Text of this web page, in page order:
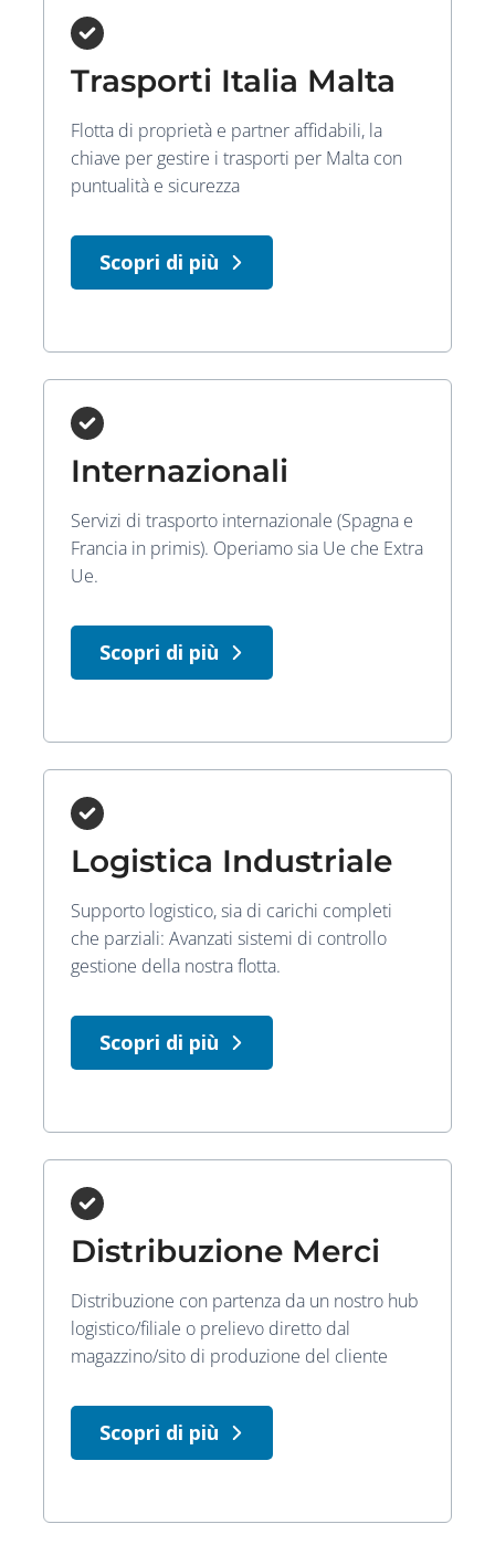
Trasporti Italia Malta
Flotta di proprietà e partner affidabili, la
chiave per gestire i trasporti per Malta con
puntualità e sicurezza
Scopri di più
Internazionali
Servizi di trasporto internazionale (Spagna e
Francia in primis). Operiamo sia Ue che Extra
Ue.
Scopri di più
Logistica Industriale
Supporto logistico, sia di carichi completi
che parziali: Avanzati sistemi di controllo
gestione della nostra flotta.
Scopri di più
Distribuzione Merci
Distribuzione con partenza da un nostro hub
logistico/filiale o prelievo diretto dal
magazzino/sito di produzione del cliente
Scopri di più